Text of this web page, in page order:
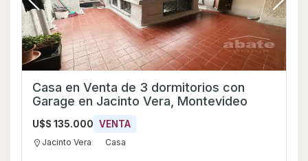
Casa en Venta de 3 dormitorios con
Garage en Jacinto Vera, Montevideo
U$S 135.000 VENTA
Jacinto Vera Casa